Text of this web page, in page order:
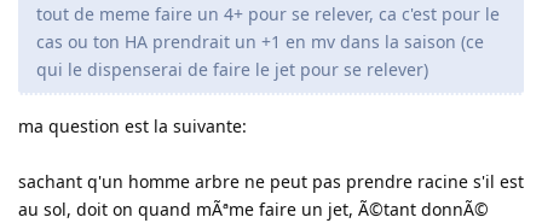
tout de meme faire un 4+ pour se relever, ca c'est pour le
cas ou ton HA prendrait un +1 en mv dans la saison (ce
qui le dispenserai de faire le jet pour se relever)
ma question est la suivante:
sachant q'un homme arbre ne peut pas prendre racine s'il est
au sol, doit on quand mÃªme faire un jet, Ã©tant donnÃ©